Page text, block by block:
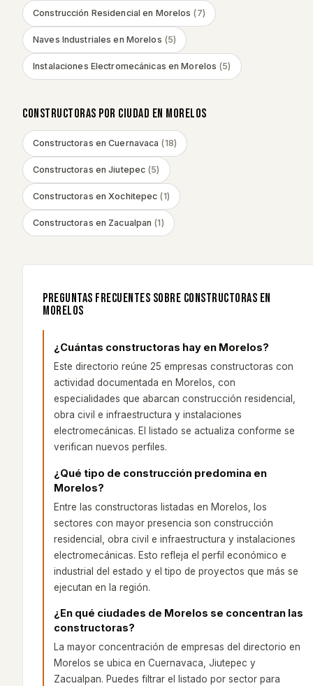
Construcción Residencial en Morelos (7)
Naves Industriales en Morelos (5)
Instalaciones Electromecánicas enMorelos (5)
CONSTRUCTORAS POR CIUDAD EN MORELOS
Constructoras enCuernavaca (18)
Constructoras enJiutepec (5)
Constructoras en Xochitepec (1)
Constructoras en Zacualpan (1)
PREGUNTAS FRECUENTES SOBRE CONSTRUCTORAS EN
MORELOS
¿Cuántas constructoras hay en Morelos?
Este directorio reúne 25 empresas constructoras con
actividad documentada en Morelos, con
especialidades que abarcan construcción residencial,
obra civil e infraestructura y instalaciones
electromecánicas. El listado se actualiza conforme se
verifican nuevos perfiles.
¿Qué tipo de construcción predomina en
Morelos?
Entre las constructoras listadas en Morelos, los
sectores con mayor presencia son construcción
residencial, obra civil e infraestructura y instalaciones
electromecánicas. Esto refleja el perfil económico e
industrial del estado y el tipo de proyectos que más se
ejecutan en la región.
¿En qué ciudades de Morelos se concentran las
constructoras?
La mayor concentración de empresas del directorio en
Morelos se ubica en Cuernavaca, Jiutepec y
Zacualpan. Puedes filtrar el listado por sector para